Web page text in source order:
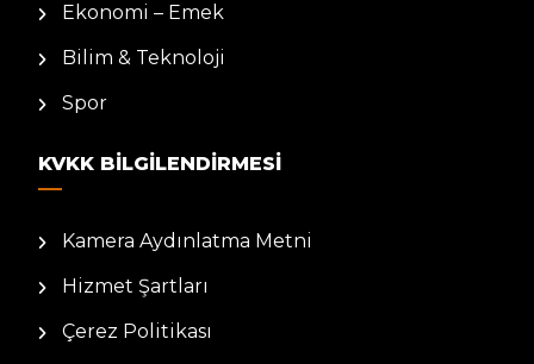
Ekonomi – Emek
Bilim & Teknoloji
Spor
KVKK BILGILENDIRMESI
Kamera Aydınlatma Metni
Hizmet Şartları
Çerez Politikası